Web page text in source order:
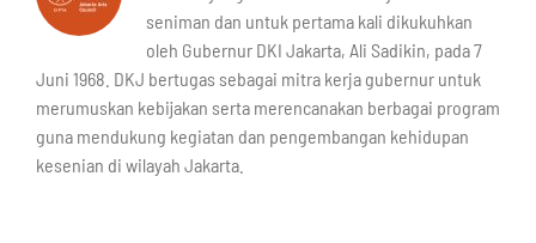
seniman dan untuk pertama kali dikukuhkan
oleh Gubernur DKI Jakarta, Ali Sadikin, pada 7
Juni 1968. DKJ bertugas sebagai mitra kerja gubernur untuk
merumuskan kebijakan serta merencanakan berbagai program
guna mendukung kegiatan dan pengembangan kehidupan
kesenian di wilayah Jakarta.